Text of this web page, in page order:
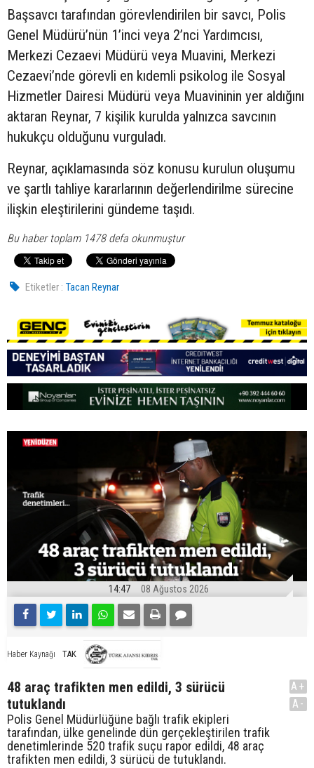
Başsavcı tarafından görevlendirilen bir savcı, Polis
Genel Müdürü’nün 1’inci veya 2’nci Yardımcısı,
Merkezi Cezaevi Müdürü veya Muavini, Merkezi
Cezaevi’nde görevli en kıdemli psikolog ile Sosyal
Hizmetler Dairesi Müdürü veya Muavininin yer aldığını
aktaran Reynar, 7 kişilik kurulda yalnızca savcının
hukukçu olduğunu vurguladı.
Reynar, açıklamasında söz konusu kurulun oluşumu
ve şartlı tahliye kararlarının değerlendirilme sürecine
ilişkin eleştirilerini gündeme taşıdı.
Bu haber toplam 1478 defa okunmuştur
Etiketler : Tacan Reynar
14:47 08 Ağustos 2026
Haber Kaynağı TAK
48 araç trafikten men edildi, 3 sürücü
tutuklandı
Polis Genel Müdürlüğüne bağlı trafik ekipleri
tarafından, ülke genelinde dün gerçekleştirilen trafik
denetimlerinde 520 trafik suçu rapor edildi, 48 araç
trafikten men edildi, 3 sürücü de tutuklandı.
A+
A-